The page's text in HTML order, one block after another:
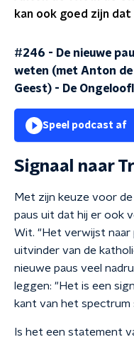
kan ook goed zijn
#246 - De nieuwe
weten (met Anton de
Geest) - De
Speel podcast af
Signaal naar
Met zijn keuze voor
paus uit dat hij er ook
Wit. "Het verwijst naar
uitvinder van de
nieuwe paus veel
leggen: "Het is een
kant van het spectrum
Is het een statement